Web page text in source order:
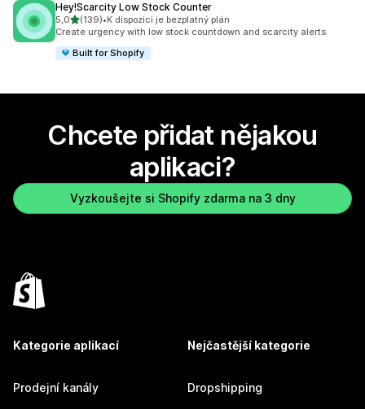
Hey!Scarcity Low Stock Counter
5,0z 5 hvězd
(139)
Celkový počet recenzí: 139
•K dispozici je bezplatný plán
Create urgency with low stock countdown and scarcity alerts
Built for Shopify
Chcete přidat nějakou
aplikaci?
Vyzkoušejte si Shopify zdarma na 3 dny
Kategorie aplikací
Prodejní kanály
Nejčastější kategorie
Dropshipping